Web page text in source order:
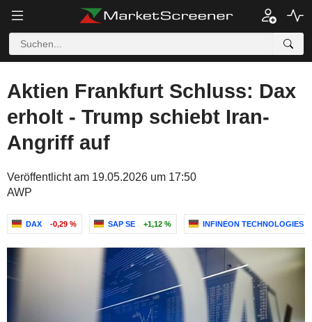
Aktien Frankfurt Schluss: Dax
erholt - Trump schiebt Iran-
Angriff auf
Veröffentlicht am 19.05.2026 um 17:50
AWP
DAX -0,29 % SAP SE +1,12 % INFINEON TECHNOLOGIES